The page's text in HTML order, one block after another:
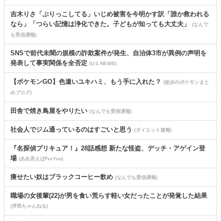
吉木りさ「ぶりっこしてる」いじめ被害を今明かす訳「誰か救われる
なら」「つらい記憶は浄化できた。子どもが知っても大丈夫」
(なんで
も受信遅報)
SNSで前代未聞の規模の詐欺案件が発生、自治体3市が異例の声明を
発表して事実関係を全否定 (U-1 NEWS)
【ポケモンGO】色違いユキハミ、もう手に入れた？
(徒歩のポケモンまと
めブログ)
田舎で焼き鳥屋をやりたい (なんでも受信遅報)
社会人でジム通っているのはすごいと思う (ダイエット速報)
『名探偵プリキュア！』28話感想 新たな怪盗、デッチ・アゲイン登
場 (ああ言えばForYou)
痩せたい奴はブラックコーヒー飲め (なんでも受信遅報)
職場の女後輩(22)が男を食い荒らす軽い女だったことが発覚した結果
(浮気ちゃんねる)